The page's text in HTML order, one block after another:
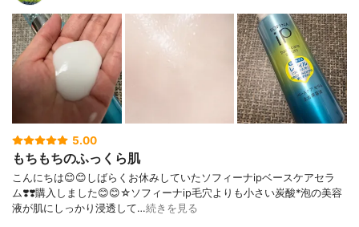
5.00
もちもちのふっくら肌
こんにちは😊😊しばらくお休みしていたソフィーナipベースケアセラ
ム❣️❣️購入しました😊😊☆ソフィーナip毛穴よりも小さい炭酸*泡の美容
液が肌にしっかり浸透して…続きを見る